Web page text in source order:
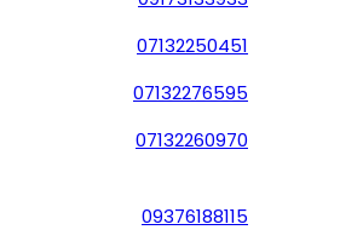
07132250451
07132276595
07132260970
09376188115